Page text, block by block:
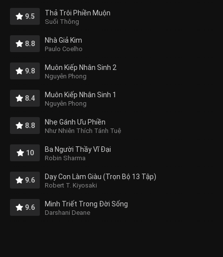
9.5 Thả Trôi Phiền Muộn
Suối Thông
8.8 Nhà Giả Kim
Paulo Coelho
9.8 Muôn Kiếp Nhân Sinh 2
Nguyên Phong
8.4 Muôn Kiếp Nhân Sinh 1
Nguyên Phong
8.8 Nhẹ Gánh Ưu Phiền
Như Nhiên Thích Tánh Tuệ
10 Ba Người Thầy Vĩ Đại
Robin Sharma
9.6 Dạy Con Làm Giàu (Trọn Bộ 13 Tập)
Robert T. Kiyosaki
9.6 Minh Triết Trong Đời Sống
Darshani Deane